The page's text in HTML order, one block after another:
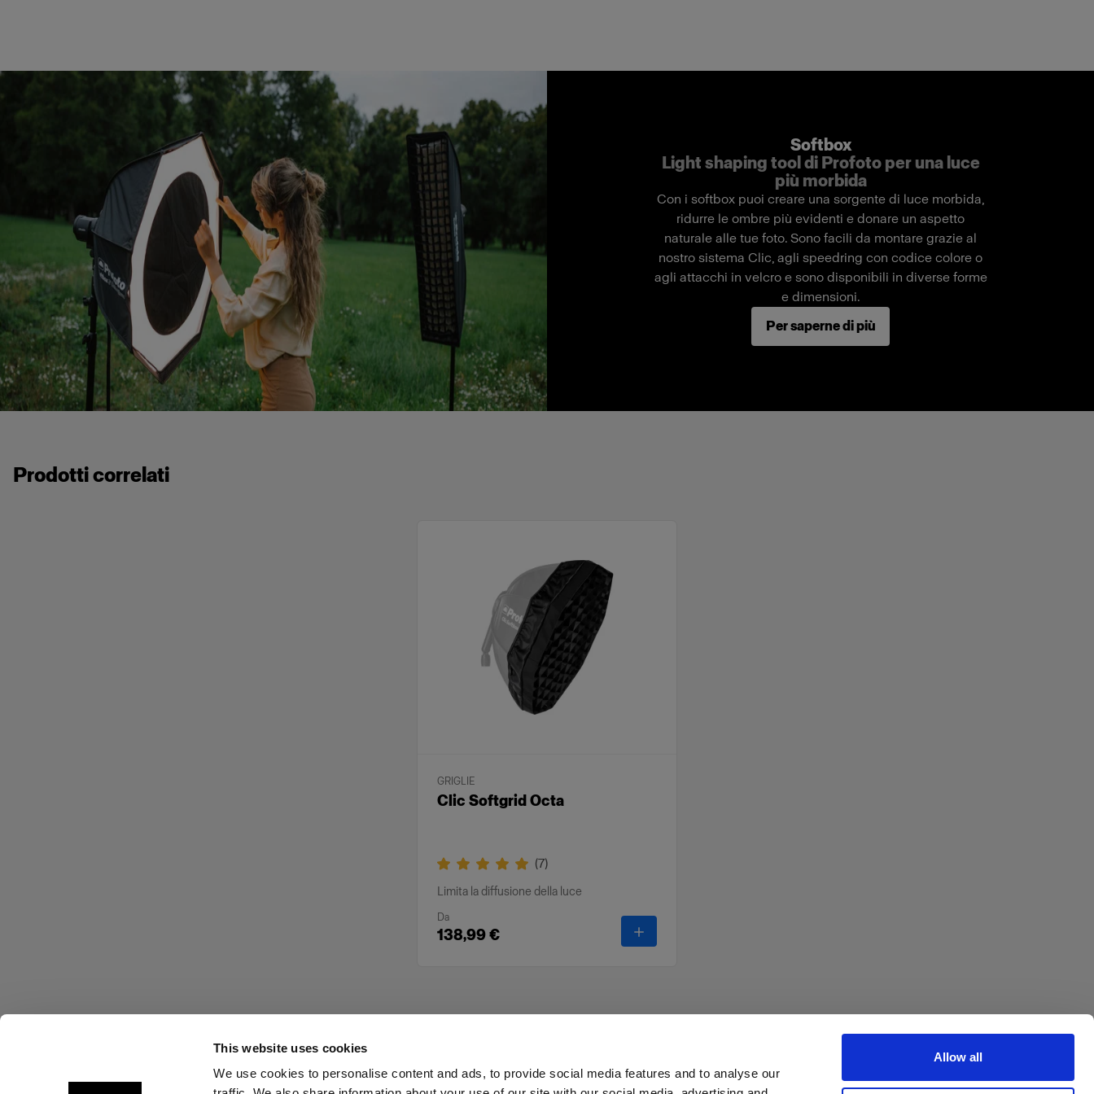
This website uses cookies
We use cookies to personalise content and ads, to provide social media features and to analyse our
Allow all
Softbox
Light shaping tool di Profoto per una luce
più morbida
Con i softbox puoi creare una sorgente di luce morbida,
ridurre le ombre più evidenti e donare un aspetto
naturale alle tue foto. Sono facili da montare grazie al
nostro sistema Clic, agli speedring con codice colore o
agli attacchi in velcro e sono disponibili in diverse forme
e dimensioni.
Per saperne di più
Prodotti correlati
GRIGLIE
Clic Softgrid Octa
(7)
Limita la diffusione della luce
Da
138,99 €